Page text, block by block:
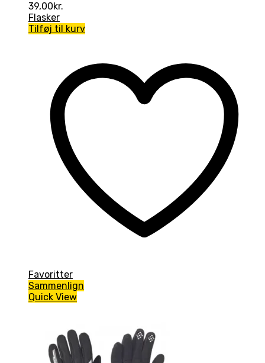
39,00kr.
Flasker
Tilføj til kurv
Favoritter
Sammenlign
Quick View